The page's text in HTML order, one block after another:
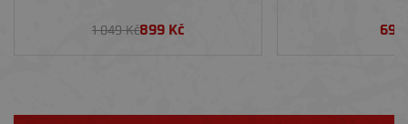
1 049 Kč899 Kč 699